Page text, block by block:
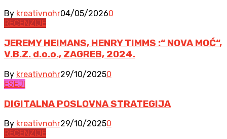
By kreativnohr04/05/20260
RECENZIJE
JEREMY HEIMANS, HENRY TIMMS :“ NOVA MOĆ“,
V.B.Z. d.o.o., ZAGREB, 2024.
By kreativnohr29/10/20250
ESEJI
DIGITALNA POSLOVNA STRATEGIJA
By kreativnohr29/10/20250
RECENZIJE